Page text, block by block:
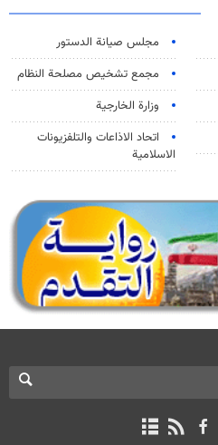
مجلس صيانة الدستور
مجمع تشخيص مصلحة النظام
وزارة الخارجية
اتحاد الاذاعات والتلفزيونات
الاسلامية